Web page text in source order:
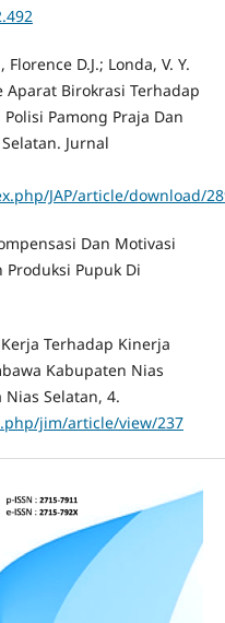
D.J.; Londa, V. Y.
Aparat Birokrasi Terhadap
Pamong Praja Dan
Jurnal
JAP/article/download/
Dan Motivasi
Produksi Pupuk Di
Terhadap Kinerja
Kabupaten Nias
Selatan, 4.
jim/article/view/237